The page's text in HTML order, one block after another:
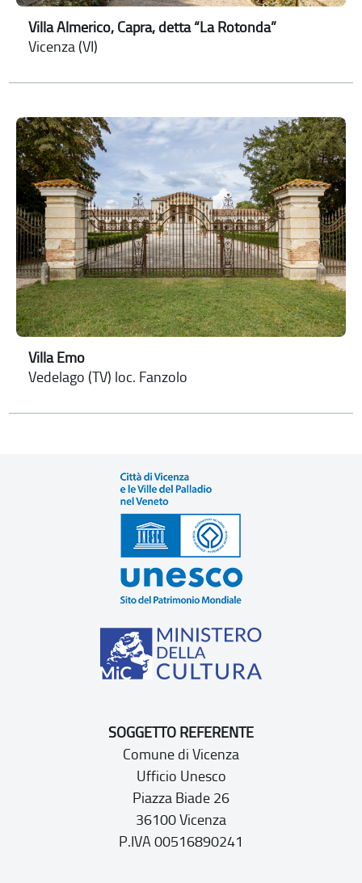
Villa Almerico, Capra, detta “La Rotonda”
Vicenza (VI)
Villa Emo
Vedelago (TV) loc. Fanzolo
SOGGETTO REFERENTE
Comune di Vicenza
Ufficio Unesco
Piazza Biade 26
36100 Vicenza
P.IVA 00516890241